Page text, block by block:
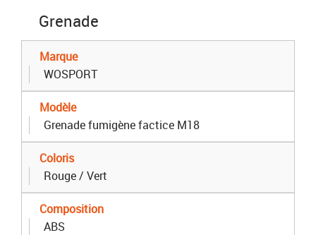
Grenade
Marque
WOSPORT
Modèle
Grenade fumigène factice M18
Coloris
Rouge / Vert
Composition
ABS